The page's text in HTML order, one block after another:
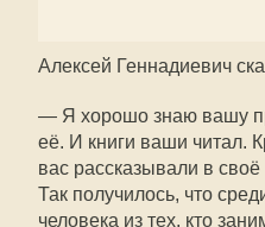
Алексей Геннадиевич
— Я хорошо знаю вашу
её. И книги ваши читал.
вас рассказывали в
Так получилось, что
человека из тех, кто